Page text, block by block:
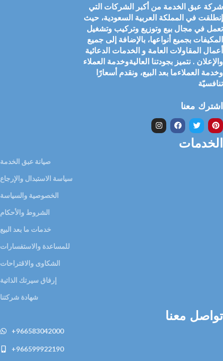
شركة عبق الخدمة من أكبر الشركات التي
إنطلقت في المملكة العربية السعودية، حيث
تعمل في مجال بيع وتوزيع وتركيب وتشغيل
المكيفات بجميع أنواعها، بالإضافة إلى جميع
أعمال المقاولات العامة و الخدمات الدعائية
والإعلان . نتميز بجودتنا العاليةوخدمة العملاء
وخدمة العملاءما بعد البيع، ونقدم أسعارًا
تنافسيّة
اشترك معنا
الخدمات
صيانة عبق الخدمة
سياسة الاستبدال والإرجاع
الخصوصية والسياسة
الشروط والأحكام
خدمات ما بعد البيع
للمساعدة والاستفسارات
الشكاوى والاقتراحات
إرفاق سيرتك الذاتية
شهادة شركتنا
تواصل معنا
+966583042000
+966599922190